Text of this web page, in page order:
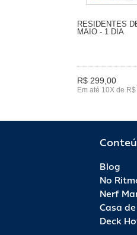
RESIDENTES
MAIO - 1 DIA
R$ 299,00
Em até 10X de
Blog
No
Nerf
Casa
Deck